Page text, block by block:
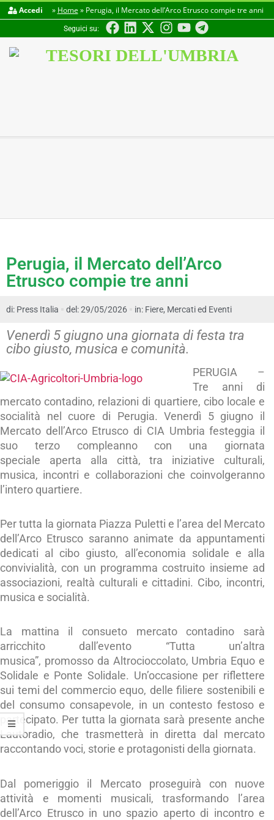
Accedi » Home » Perugia, il Mercato dell’Arco Etrusco compie tre anni
Seguici su:
Perugia, il Mercato dell’Arco
Etrusco compie tre anni
di: Press Italia del: 29/05/2026 in: Fiere, Mercati ed Eventi
Venerdì 5 giugno una giornata di festa tra
cibo giusto, musica e comunità.
PERUGIA –
Tre anni di
mercato contadino, relazioni di quartiere, cibo locale e
socialità nel cuore di Perugia. Venerdì 5 giugno il
Mercato dell’Arco Etrusco di CIA Umbria festeggia il
suo terzo compleanno con una giornata
speciale aperta alla città, tra iniziative culturali,
musica, incontri e collaborazioni che coinvolgeranno
l’intero quartiere.
Per tutta la giornata Piazza Puletti e l’area del Mercato
dell’Arco Etrusco saranno animate da appuntamenti
dedicati al cibo giusto, all’economia solidale e alla
convivialità, con un programma costruito insieme ad
associazioni, realtà culturali e cittadini. Cibo, incontri,
musica e socialità.
La mattina il consueto mercato contadino sarà
arricchito dall’evento “Tutta un’altra
musica”, promosso da Altrocioccolato, Umbria Equo e
Solidale e Ponte Solidale. Un’occasione per riflettere
sui temi del commercio equo, delle filiere sostenibili e
del consumo consapevole, in un contesto festoso e
partecipato. Per tutta la giornata sarà presente anche
Lautoradio, che trasmetterà in diretta dal mercato
raccontando voci, storie e protagonisti della giornata.
Dal pomeriggio il Mercato proseguirà con nuove
attività e momenti musicali, trasformando l’area
dell’Arco Etrusco in uno spazio aperto di incontro e